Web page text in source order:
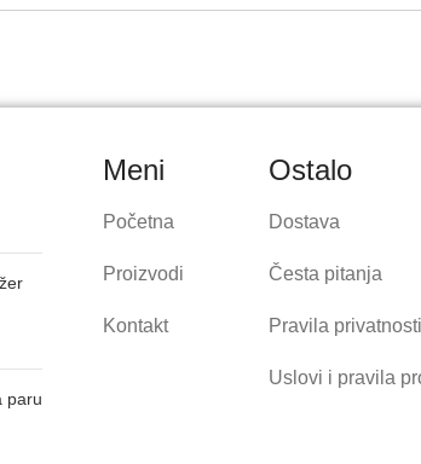
paru
Meni
Početna
Proizvodi
Kontakt
Ostalo
Dostava
Česta pitanja
Pravila privatnosti
Uslovi i pravila